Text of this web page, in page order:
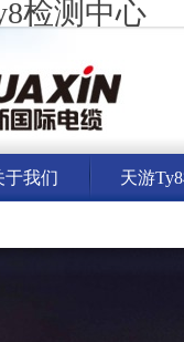
检测中心
于我们 天游